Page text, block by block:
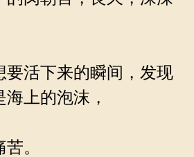
活下来的瞬间，发现
上的泡沫，
。